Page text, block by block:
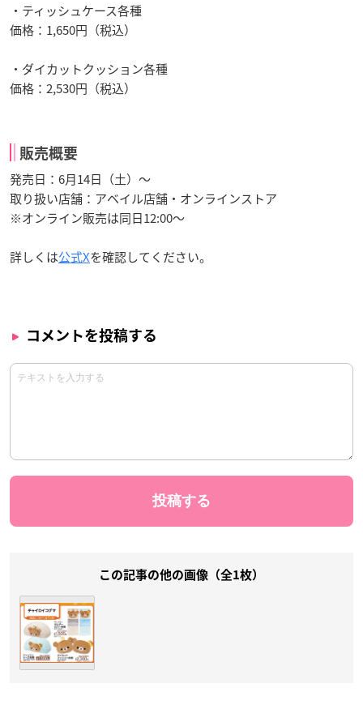
・ティッシュケース各種
価格：1,650円（税込）
・ダイカットクッション各種
価格：2,530円（税込）
販売概要
発売日：6月14日（土）〜
取り扱い店舗：アベイル店舗・オンラインストア
※オンライン販売は同日12:00～
詳しくは公式Xを確認してください。
コメントを投稿する
この記事の他の画像（全1枚）